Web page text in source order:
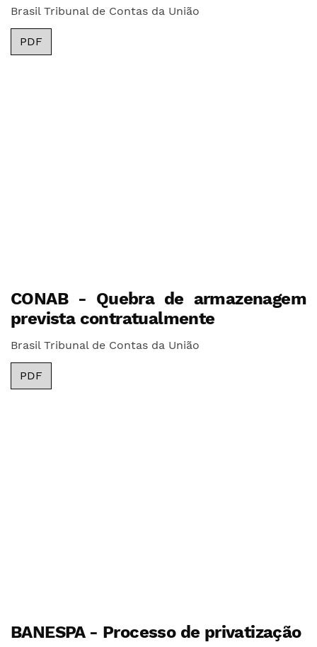
Brasil Tribunal de Contas da União
PDF
CONAB - Quebra de armazenagem
prevista contratualmente
Brasil Tribunal de Contas da União
PDF
BANESPA - Processo de privatização